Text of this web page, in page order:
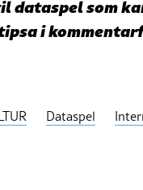
dataspel som
i
Dataspel